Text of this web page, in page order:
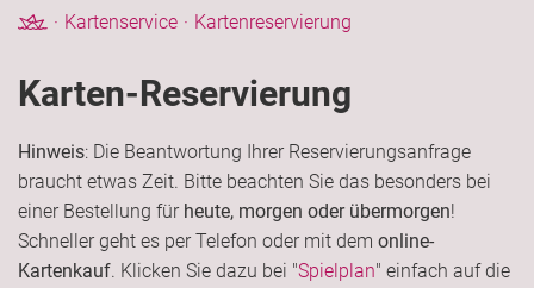
Kartenservice Kartenreservierung
Karten-Reservierung
Hinweis: Die Beantwortung Ihrer Reservierungsanfrage
braucht etwas Zeit. Bitte beachten Sie das besonders bei
einer Bestellung für heute, morgen oder übermorgen!
Schneller geht es per Telefon oder mit dem online-
Kartenkauf. Klicken Sie dazu bei "Spielplan" einfach auf die